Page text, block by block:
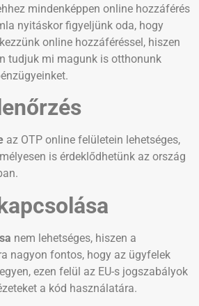
mindenképpen online hozzáférés
nyitáskor figyeljünk oda, hogy
online hozzáféréssel, hiszen
tudjuk mi magunk is otthonunk
az OTP online felületein lehetséges,
is érdeklődhetünk az ország
nem lehetséges, hiszen a
nagyon fontos, hogy az ügyfelek
ezen felül az EU-s jogszabályok
a kód használatára.